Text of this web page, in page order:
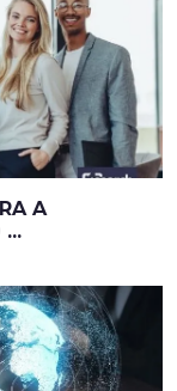
A
...